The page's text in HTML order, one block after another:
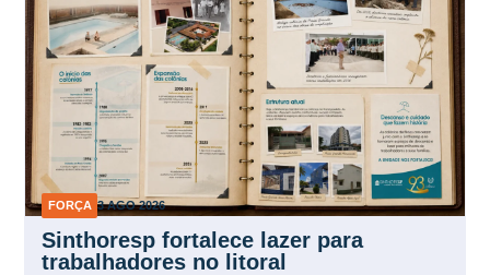
FORÇA 3 AGO 2026
Sinthoresp fortalece lazer para
trabalhadores no litoral